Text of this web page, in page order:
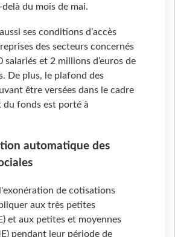
du mois de mai.
ses conditions d’accès
des secteurs concernés
salariés et 2 millions d’euros de
De plus, le plafond des
être versées dans le cadre
du fonds est porté à
automatique des
de cotisations
aux très petites
et aux petites et moyennes
pendant leur période de